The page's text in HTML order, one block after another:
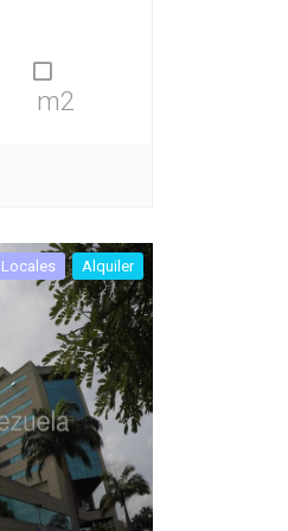
m2
Locales Alquiler